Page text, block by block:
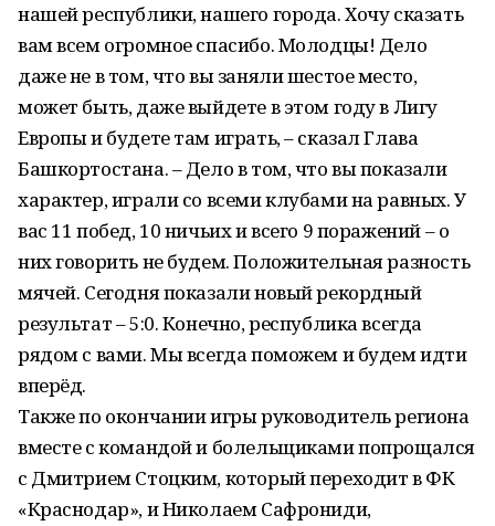
нашей республики, нашего города. Хочу сказать
вам всем огромное спасибо. Молодцы! Дело
даже не в том, что вы заняли шестое место,
может быть, даже выйдете в этом году в Лигу
Европы и будете там играть, – сказал Глава
Башкортостана. – Дело в том, что вы показали
характер, играли со всеми клубами на равных. У
вас 11 побед, 10 ничьих и всего 9 поражений – о
них говорить не будем. Положительная разность
мячей. Сегодня показали новый рекордный
результат – 5:0. Конечно, республика всегда
рядом с вами. Мы всегда поможем и будем идти
вперёд.
Также по окончании игры руководитель региона
вместе с командой и болельщиками попрощался
с Дмитрием Стоцким, который переходит в ФК
«Краснодар», и Николаем Сафрониди,